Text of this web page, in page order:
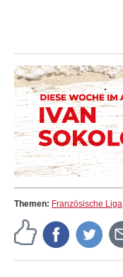
Themen: Französische Liga